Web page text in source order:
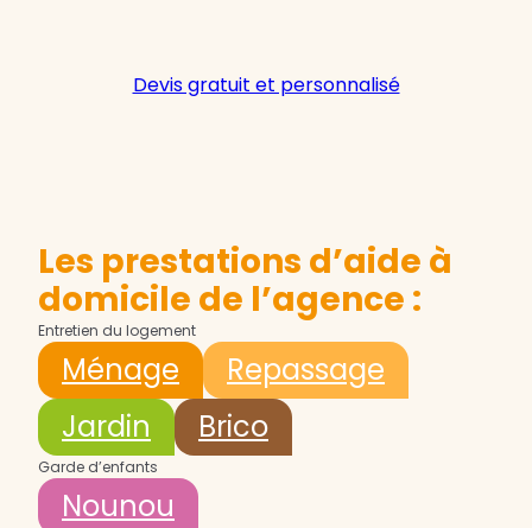
Devis gratuit et personnalisé
Les prestations d’aide à
domicile de l’agence :
Entretien du logement
Ménage
Repassage
Jardin
Brico
Garde d’enfants
Nounou